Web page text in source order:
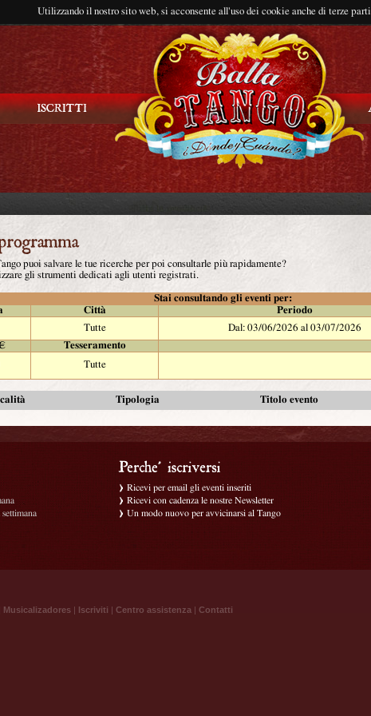
Utilizzando il nostro sito web, si acconsente all'uso dei cookie anche di terze parti
puoi salvare le tue ricerche per poi consultarle più rapidamente?
gli strumenti dedicati agli utenti registrati.
Stai consultando gli eventi per:
Città Periodo
Tutte Dal: 03/06/2026 al 03/07/2026
Tesseramento
Tutte
Tipologia Titolo evento
Ricevi per email gli eventi inseriti
Ricevi con cadenza le nostre Newsletter
Un modo nuovo per avvicinarsi al Tango
Musicalizadores | Iscriviti | Centro assistenza | Contatti